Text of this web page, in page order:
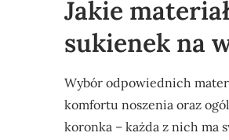
Jakie
sukienek na
Wybór odpowiednich
komfortu noszenia oraz
koronka – każda z nich ma